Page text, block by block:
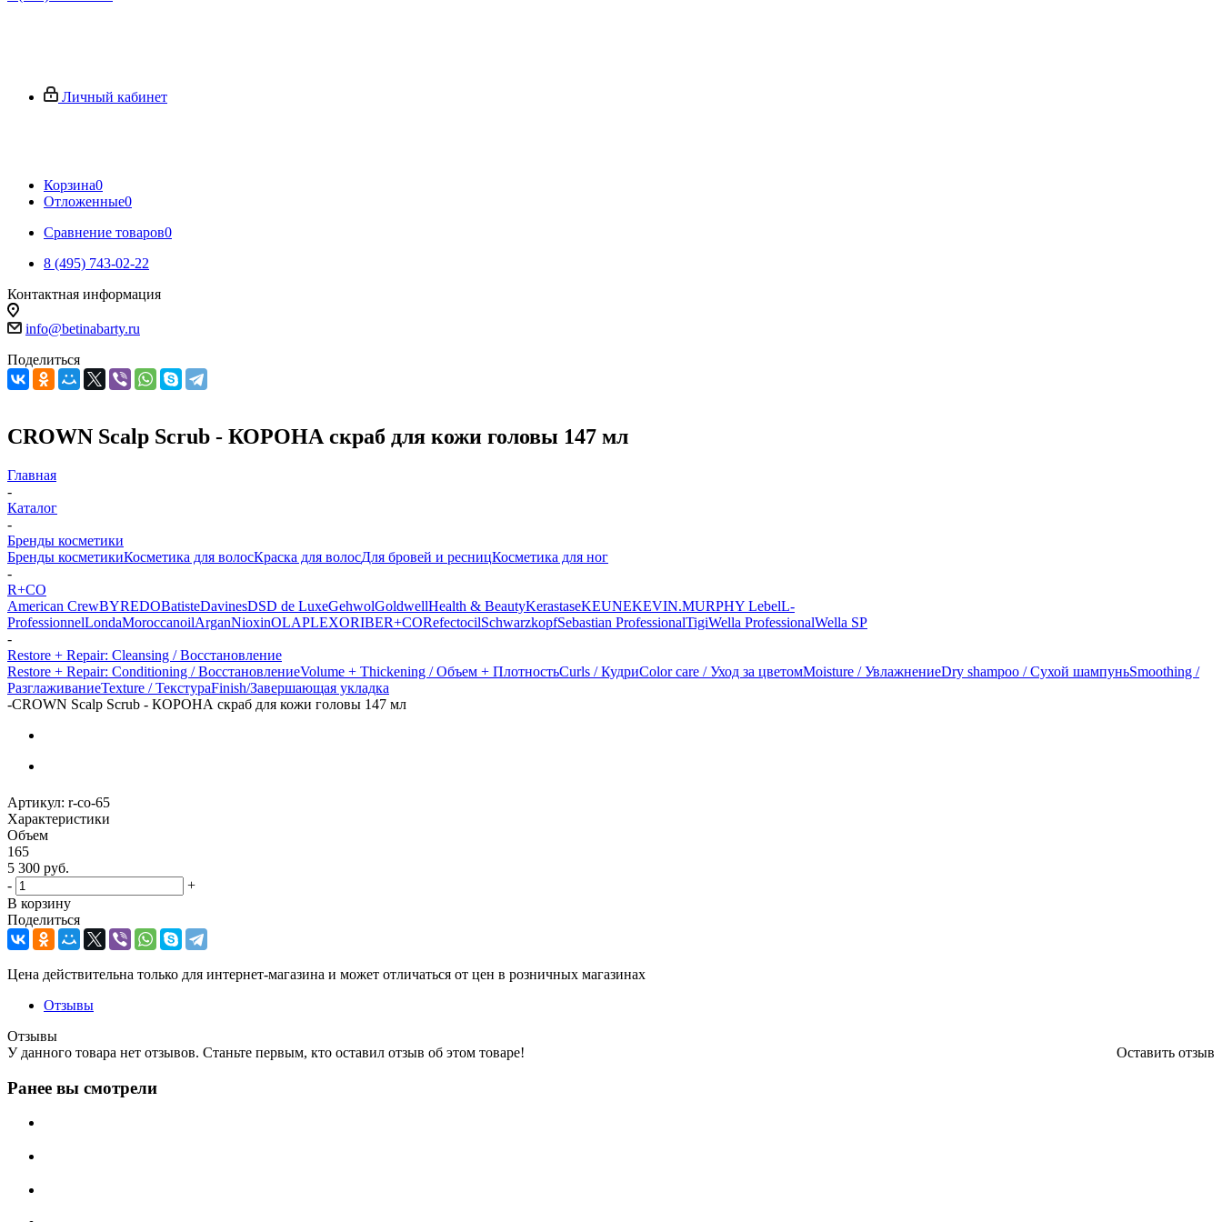
Личный кабинет
Корзина0
Отложенные0
Сравнение товаров0
8 (495) 743-02-22
Контактная информация
info@betinabarty.ru
Поделиться
CROWN Scalp Scrub - КОРОНА скраб для кожи головы 147 мл
Главная
-
Каталог
-
Бренды косметики
Бренды косметикиКосметика для волосКраска для волосДля бровей и ресницКосметика для ног
-
R+CO
American CrewBYREDOBatisteDavinesDSD de LuxeGehwolGoldwellHealth & BeautyKerastaseKEUNEKEVIN.MURPHY LebelL-
ProfessionnelLondaMoroccanoilArganNiохinOLAPLEXORIBER+CORefectocilSchwarzkopfSebastian ProfessionalTigiWella ProfessionalWella SP
-
Restore + Repair: Cleansing / Восстановление
Restore + Repair: Conditioning / ВосстановлениеVolume + Thickening / Объем + ПлотностьCurls / КудриColor care / Уход за цветомMoisture / УвлажнениеDry shampoo / Сухой шампуньSmoothing /
РазглаживаниеTexture / ТекстураFinish/Завершающая укладка
-CROWN Scalp Scrub - КОРОНА скраб для кожи головы 147 мл
Артикул: r-co-65
Характеристики
Объем
165
5 300 руб.
-
+
В корзину
Поделиться
Цена действительна только для интернет-магазина и может отличаться от цен в розничных магазинах
Отзывы
Отзывы
Оставить отзыв
У данного товара нет отзывов. Станьте первым, кто оставил отзыв об этом товаре!
Ранее вы смотрели